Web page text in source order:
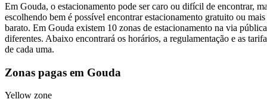
Em Gouda, o estacionamento pode ser caro ou difícil de encontrar,
escolhendo bem é possível encontrar estacionamento gratuito ou mais
barato. Em Gouda existem 10 zonas de estacionamento na via pública
diferentes. Abaixo encontrará os horários, a regulamentação e as
de cada uma.
Zonas pagas em Gouda
Yellow zone